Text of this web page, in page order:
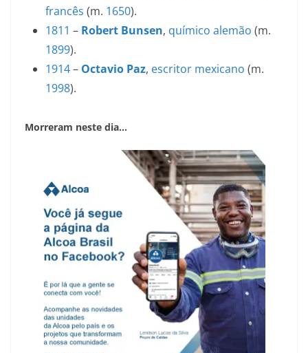
francês (m. 1650).
1811 – Robert Bunsen, químico alemão (m.
1899).
1914– Octavio Paz, escritor mexicano (m.
1998).
Morreram neste dia…